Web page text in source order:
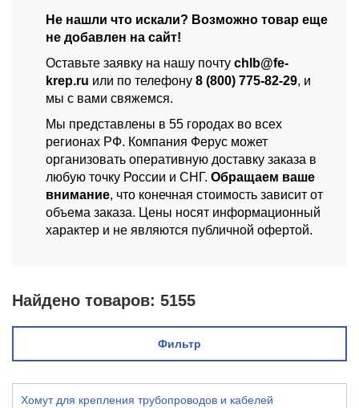
Не нашли что искали? Возможно товар еще
не добавлен на сайт!
Оставьте заявку на нашу почту chlb@fe-
krep.ru или по телефону 8 (800) 775-82-29, и
мы с вами свяжемся.
Мы представлены в 55 городах во всех
регионах РФ. Компания Ферус может
организовать оперативную доставку заказа в
любую точку России и СНГ. Обращаем ваше
внимание, что конечная стоимость зависит от
объема заказа. Цены носят информационный
характер и не являются публичной офертой.
Найдено товаров: 5155
Фильтр
Хомут для крепления трубопроводов и кабелей